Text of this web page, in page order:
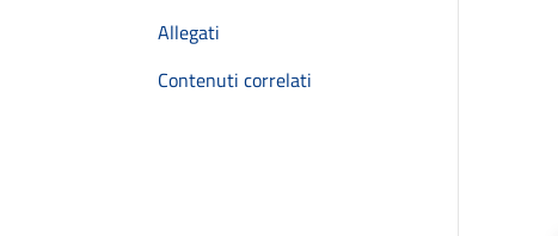
Allegati
Contenuti correlati